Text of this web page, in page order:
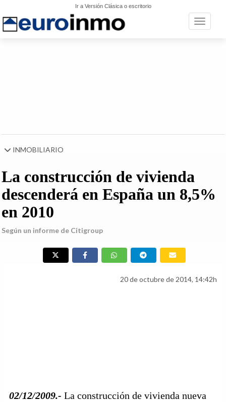
Ir a Versión Clásica o escritorio
Toggle
INMOBILIARIO
La construcción de vivienda
descenderá en España un 8,5%
en 2010
Según un informe de Citigroup
20 de octubre de 2014, 14:42h
02/12/2009.- La construcción de vivienda nueva